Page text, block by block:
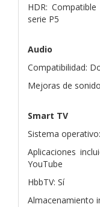
HDR:
serie P5
Audio
Compatibilidad:
Mejoras de
Smart TV
Sistema
Aplicaciones
YouTube
HbbTV: Sí
Almacenamiento